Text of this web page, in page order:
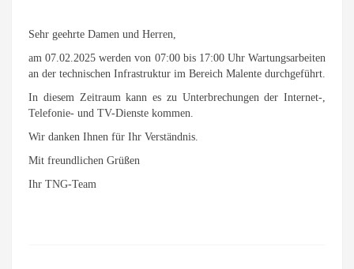
Sehr geehrte Damen und Herren,
am 07.02.2025 werden von 07:00 bis 17:00 Uhr Wartungsarbeiten
an der technischen Infrastruktur im Bereich Malente durchgeführt.
In diesem Zeitraum kann es zu Unterbrechungen der Internet-,
Telefonie- und TV-Dienste kommen.
Wir danken Ihnen für Ihr Verständnis.
Mit freundlichen Grüßen
Ihr TNG-Team